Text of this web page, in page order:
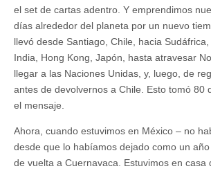
el set de cartas adentro. Y emprendimos
días alrededor del planeta por un nuevo
llevó desde Santiago, Chile, hacia Sudáfrica,
India, Hong Kong, Japón, hasta atravesar
llegar a las Naciones Unidas, y, luego, de
antes de devolvernos a Chile. Esto tomó 80
el mensaje.
Ahora, cuando estuvimos en México – no
desde que lo habíamos dejado como un
de vuelta a Cuernavaca. Estuvimos en casa